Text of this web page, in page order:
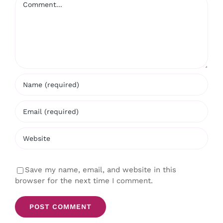
Save my name, email, and website in this
browser for the next time I comment.